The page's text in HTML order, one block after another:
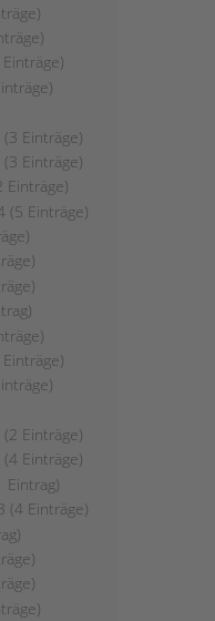
Einträge)
Einträge)
Einträge)
(5 Einträge)
Einträge)
Einträge)
Eintrag)
(4 Einträge)